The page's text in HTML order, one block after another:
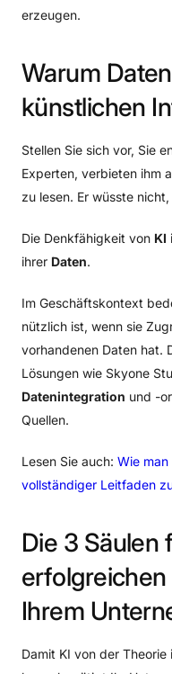
erzeugen.
Warum Daten
künstlichen
Stellen Sie sich vor, Sie
Experten, verbieten ihm
zu lesen. Er wüsste
Die Denkfähigkeit von KI
ihrer Daten.
Im Geschäftskontext
nützlich ist, wenn sie
vorhandenen Daten hat.
Lösungen wie Skyone
Datenintegration und -
Quellen.
Lesen Sie auch: Wie man
vollständiger Leitfaden
Die 3 Säulen
erfolgreichen
Ihrem
Damit KI von der